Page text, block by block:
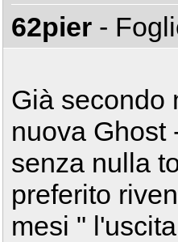
62pier -
Già secondo
nuova Ghost
senza nulla
preferito
mesi "